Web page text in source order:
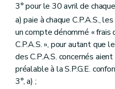
3° pour le 30 avril de
a) paie à chaque C.P.A.S.,
un compte dénommé «
C.P.A.S. », pour autant que
des C.P.A.S. concernés
préalable à la S.P.G.E.
3°, a) ;